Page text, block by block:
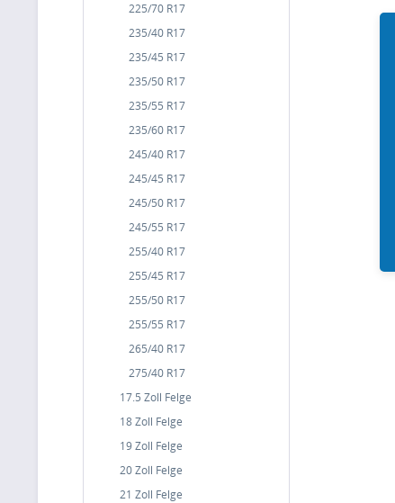
225/70 R17
235/40 R17
235/45 R17
235/50 R17
235/55 R17
235/60 R17
245/40 R17
245/45 R17
245/50 R17
245/55 R17
255/40 R17
255/45 R17
255/50 R17
255/55 R17
265/40 R17
275/40 R17
17.5 Zoll Felge
18 Zoll Felge
19 Zoll Felge
20 Zoll Felge
21 Zoll Felge